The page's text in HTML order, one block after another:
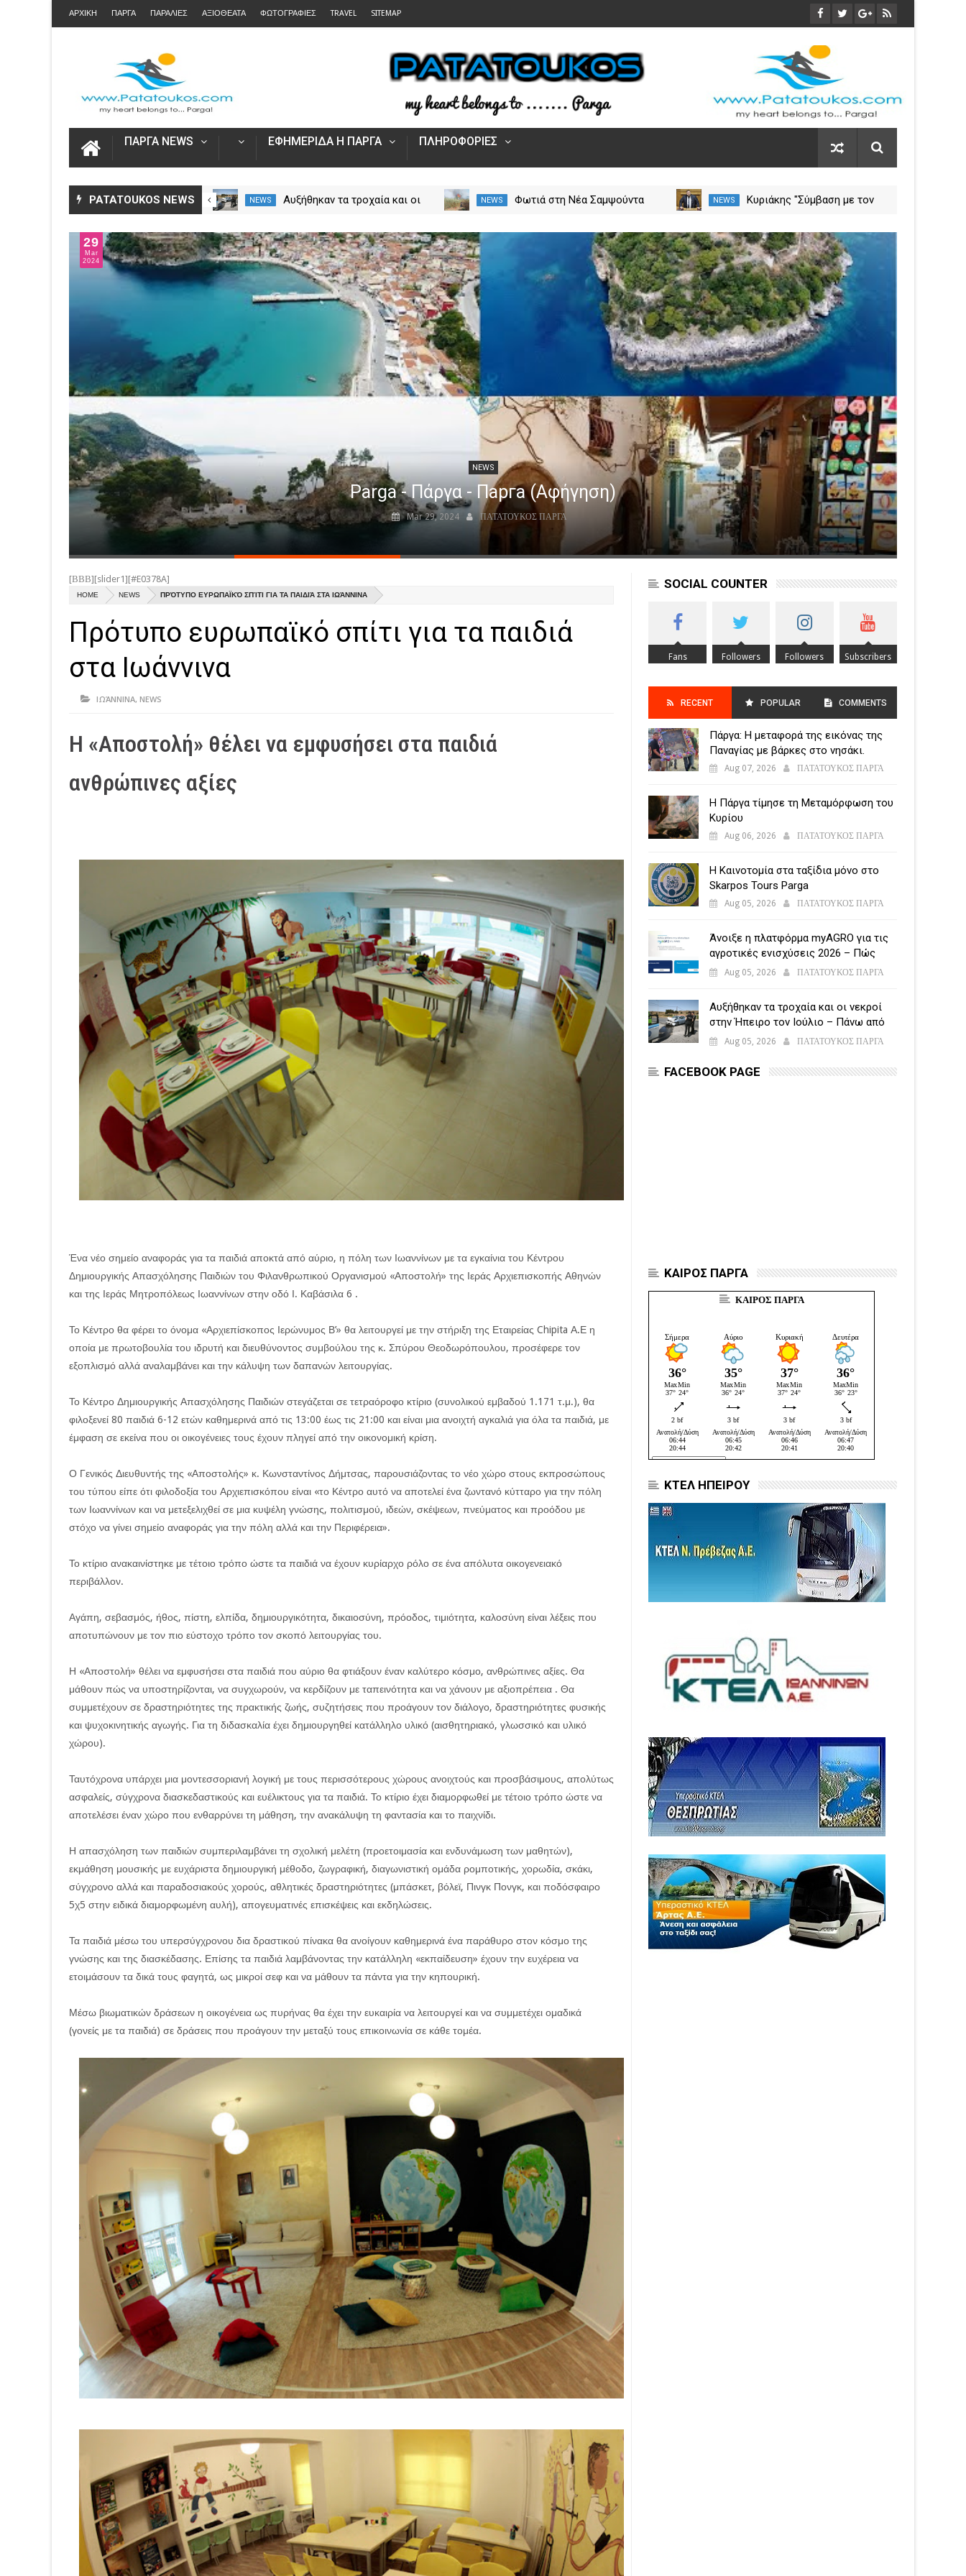
ΑΡΧΙΚΗ ΠΑΡΓΑ ΠΑΡΑΛΙΕΣ ΑΞΙΟΘΕΑΤΑ ΦΩΤΟΓΡΑΦΙΕΣ TRAVEL SITEMAP
ΠΑΡΓΑ NEWS ΕΦΗΜΕΡΙΔΑ Η ΠΑΡΓΑ ΠΛΗΡΟΦΟΡΙΕΣ
PATATOUKOS NEWS
Άνοιξε η πλατφόρμα myAGRO
για τις αγροτικές ενισχύσεις
Ενιαία Αίτηση Ενίσχυσης
NEWS
Αυξήθηκαν τα τροχαία και οι
NEWS
Φωτιά στη Νέα Σαμψούντα
NEWS
Κυριάκης "Σύμβαση με τον
χρηματοδότηση της
λειτουργίας του"
29
Mar
2024
NEWS
Parga - Πάργα - Парга (Αφήγηση)
Mar 29, 2024 ΠΑΤΑΤΟΥΚΟΣ ΠΑΡΓΑ
[ΒΒΒ][slider1][#E0378A]
HOME NEWS ΠΡΌΤΥΠΟ ΕΥΡΩΠΑΪΚΌ ΣΠΊΤΙ ΓΙΑ ΤΑ ΠΑΙΔΙΆ ΣΤΑ ΙΩΆΝΝΙΝΑ
Πρότυπο ευρωπαϊκό σπίτι για τα παιδιά
στα Ιωάννινα
ΙΩΆΝΝΙΝΑ, NEWS
Η «Αποστολή» θέλει να εμφυσήσει στα παιδιά
ανθρώπινες αξίες
Ένα νέο σημείο αναφοράς για τα παιδιά αποκτά από αύριο, η πόλη των Ιωαννίνων με τα εγκαίνια του Κέντρου
Δημιουργικής Απασχόλησης Παιδιὠν του Φιλανθρωπικού Οργανισμού «Αποστολή» της Ιεράς Αρχιεπισκοπής Αθηνών
και της Ιεράς Μητροπόλεως Ιωαννίνων στην οδό Ι. Καβάσιλα 6 .
Το Κέντρο θα φέρει το όνομα «Αρχιεπίσκοπος Ιερώνυμος Β’» θα λειτουργεί με την στήριξη της Εταιρείας Chipita Α.Ε η
οποία με πρωτοβουλία του ιδρυτή και διευθύνοντος συμβούλου της κ. Σπύρου Θεοδωρόπουλου, προσέφερε τον
εξοπλισμό αλλά αναλαμβάνει και την κάλυψη των δαπανών λειτουργίας.
Το Κέντρο Δημιουργικής Απασχόλησης Παιδιών στεγάζεται σε τετραόροφο κτίριο (συνολικού εμβαδού 1.171 τ.μ.), θα
φιλοξενεί 80 παιδιά 6-12 ετών καθημερινά από τις 13:00 έως τις 21:00 και είναι μια ανοιχτή αγκαλιά για όλα τα παιδιά, με
έμφαση σε εκείνα που οι οικογένειες τους έχουν πληγεί από την οικονομική κρίση.
Ο Γενικός Διευθυντής της «Αποστολής» κ. Κωνσταντίνος Δήμτσας, παρουσιάζοντας το νέο χώρο στους εκπροσώπους
του τύπου είπε ότι φιλοδοξία του Αρχιεπισκόπου είναι «το Κέντρο αυτό να αποτελεί ένα ζωντανό κύτταρο για την πόλη
των Ιωαννίνων και να μετεξελιχθεί σε μια κυψέλη γνώσης, πολιτισμού, ιδεών, σκέψεων, πνεύματος και προόδου με
στόχο να γίνει σημείο αναφοράς για την πόλη αλλά και την Περιφέρεια».
Το κτίριο ανακαινίστηκε με τέτοιο τρόπο ώστε τα παιδιά να έχουν κυρίαρχο ρόλο σε ένα απόλυτα οικογενειακό
περιβάλλον.
Αγάπη, σεβασμός, ήθος, πίστη, ελπίδα, δημιουργικότητα, δικαιοσύνη, πρόοδος, τιμιότητα, καλοσύνη είναι λέξεις που
αποτυπώνουν με τον πιο εύστοχο τρόπο τον σκοπό λειτουργίας του.
Η «Αποστολή» θέλει να εμφυσήσει στα παιδιά που αύριο θα φτιάξουν έναν καλύτερο κόσμο, ανθρώπινες αξίες. Θα
μάθουν πώς να υποστηρίζονται, να συγχωρούν, να κερδίζουν με ταπεινότητα και να χάνουν με αξιοπρέπεια . Θα
συμμετέχουν σε δραστηριότητες της πρακτικής ζωής, συζητήσεις που προάγουν τον διάλογο, δραστηριότητες φυσικής
και ψυχοκινητικής αγωγής. Για τη διδασκαλία έχει δημιουργηθεί κατάλληλο υλικό (αισθητηριακό, γλωσσικό και υλικό
χώρου).
Ταυτόχρονα υπάρχει μια μοντεσσοριανή λογική με τους περισσότερους χώρους ανοιχτούς και προσβάσιμους, απολύτως
ασφαλείς, σύγχρονα διασκεδαστικούς και ευέλικτους για τα παιδιά. Το κτίριο έχει διαμορφωθεί με τέτοιο τρόπο ώστε να
αποτελέσει έναν χώρο που ενθαρρύνει τη μάθηση, την ανακάλυψη τη φαντασία και το παιχνίδι.
Η απασχόληση των παιδιών συμπεριλαμβάνει τη σχολική μελέτη (προετοιμασία και ενδυνάμωση των μαθητών),
εκμάθηση μουσικής με ευχάριστα δημιουργική μέθοδο, ζωγραφική, διαγωνιστική ομάδα ρομποτικής, χορωδία, σκάκι,
σύγχρονο αλλά και παραδοσιακούς χορούς, αθλητικές δραστηριότητες (μπάσκετ, βόλεϊ, Πινγκ Πονγκ, και ποδόσφαιρο
5χ5 στην ειδικά διαμορφωμένη αυλή), απογευματινές επισκέψεις και εκδηλώσεις.
Τα παιδιά μέσω του υπερσύγχρονου δια δραστικού πίνακα θα ανοίγουν καθημερινά ένα παράθυρο στον κόσμο της
γνώσης και της διασκέδασης. Επίσης τα παιδιά λαμβάνοντας την κατάλληλη «εκπαίδευση» έχουν την ευχέρεια να
ετοιμάσουν τα δικά τους φαγητά, ως μικροί σεφ και να μάθουν τα πάντα για την κηπουρική.
Μέσω βιωματικών δράσεων η οικογένεια ως πυρήνας θα έχει την ευκαιρία να λειτουργεί και να συμμετέχει ομαδικά
(γονείς με τα παιδιά) σε δράσεις που προάγουν την μεταξύ τους επικοινωνία σε κάθε τομέα.
SOCIAL COUNTER
Fans Followers Followers Subscribers
RECENT POPULAR
POSTS
COMMENTS
Πάργα: Η μεταφορά της εικόνας της
Παναγίας με βάρκες στο νησάκι.
Aug 07, 2026 ΠΑΤΑΤΟΥΚΟΣ ΠΑΡΓΑ
Η Πάργα τίμησε τη Μεταμόρφωση του
Κυρίου
Aug 06, 2026 ΠΑΤΑΤΟΥΚΟΣ ΠΑΡΓΑ
Η Καινοτομία στα ταξίδια μόνο στο
Skarpos Tours Parga
Aug 05, 2026 ΠΑΤΑΤΟΥΚΟΣ ΠΑΡΓΑ
Άνοιξε η πλατφόρμα myAGRO για τις
αγροτικές ενισχύσεις 2026 – Πώς
υποβάλλεται η Ενιαία Αίτηση
Aug 05, 2026 ΠΑΤΑΤΟΥΚΟΣ ΠΑΡΓΑ
Αυξήθηκαν τα τροχαία και οι νεκροί
στην Ήπειρο τον Ιούλιο – Πάνω από
5.500 παραβάσεις
Aug 05, 2026 ΠΑΤΑΤΟΥΚΟΣ ΠΑΡΓΑ
FACEBOOK PAGE
ΚΑΙΡΟΣ ΠΑΡΓΑ
ΚΑΙΡΟΣ ΠΑΡΓΑ
ΚΤΕΛ ΗΠΕΙΡΟΥ